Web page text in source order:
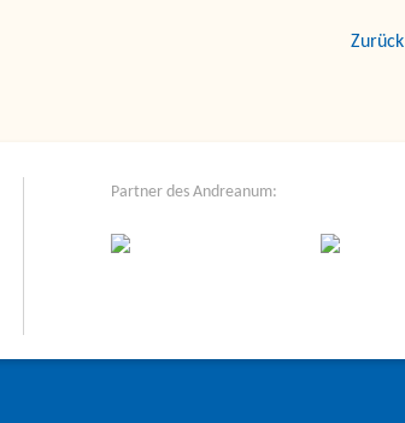
Zurück
Partner des Andreanum: